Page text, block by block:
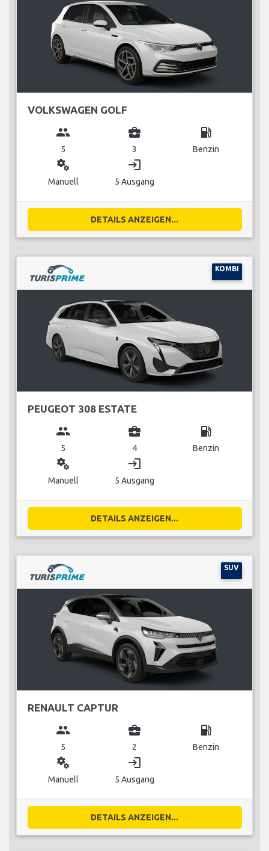
VOLKSWAGEN GOLF
group
5
business_center
3
local_gas_station
Benzin
miscellaneous_services
Manuell
login
5 Ausgang
DETAILS ANZEIGEN...
KOMBI
PEUGEOT 308 ESTATE
group
5
business_center
4
local_gas_station
Benzin
miscellaneous_services
Manuell
login
5 Ausgang
DETAILS ANZEIGEN...
SUV
RENAULT CAPTUR
group
5
business_center
2
local_gas_station
Benzin
miscellaneous_services
Manuell
login
5 Ausgang
DETAILS ANZEIGEN...